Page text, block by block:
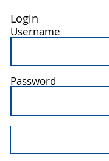
Login
Username
Password